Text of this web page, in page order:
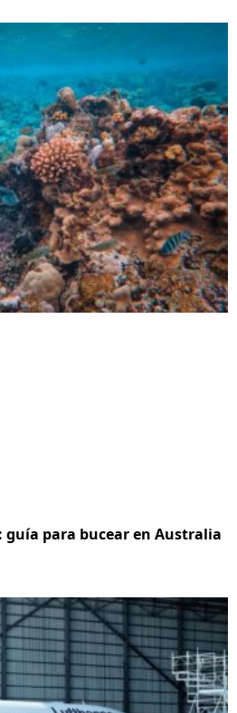
guía para bucear en Australia